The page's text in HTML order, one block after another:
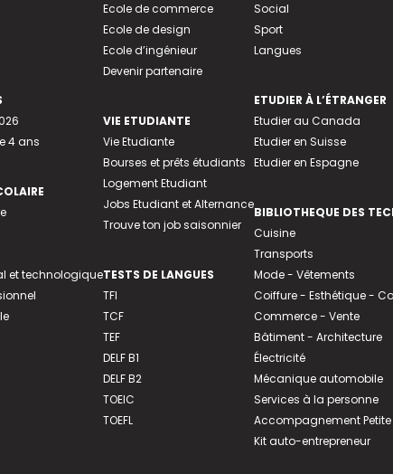
4 ans
et technologique
Ecole de commerce
Ecole de design
Ecole d’ingénieur
Devenir partenaire
VIE ETUDIANTE
Vie Etudiante
Bourses et prêts étudiants
Logement Etudiant
Jobs Etudiant et Alternance
Trouve ton job saisonnier
TESTS DE LANGUES
TFI
TCF
TEF
DELF B1
DELF B2
TOEIC
TOEFL
Social
Sport
Langues
ETUDIER À L’ÉTRANGER
Etudier au Canada
Etudier en Suisse
Etudier en Espagne
BIBLIOTHEQUE DES
Cuisine
Transports
Mode - Vêtements
Coiffure - Esthétique -
Commerce - Vente
Bâtiment - Architecture
Électricité
Mécanique automobile
Services à la personne
Accompagnement
Kit auto-entrepreneur